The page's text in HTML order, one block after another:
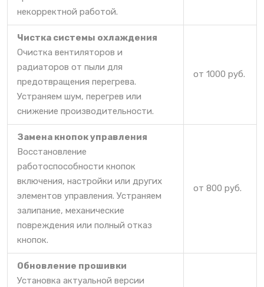
некорректной работой.
Чистка системы охлаждения
Очистка вентиляторов и
радиаторов от пыли для
предотвращения перегрева.
Устраняем шум, перегрев или
снижение производительности.
от 1000 руб.
Замена кнопок управления
Восстановление
работоспособности кнопок
включения, настройки или других
элементов управления. Устраняем
залипание, механические
повреждения или полный отказ
кнопок.
от 800 руб.
Обновление прошивки
Установка актуальной версии